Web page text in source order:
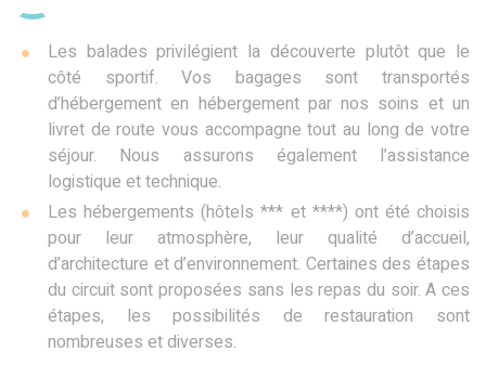
Les balades privilégient la découverte plutôt que le
côté sportif. Vos bagages sont transportés
d’hébergement en hébergement par nos soins et un
livret de route vous accompagne tout au long de votre
séjour. Nous assurons également l’assistance
logistique et technique.
Les hébergements (hôtels *** et ****) ont été choisis
pour leur atmosphère, leur qualité d’accueil,
d’architecture et d’environnement. Certaines des étapes
du circuit sont proposées sans les repas du soir. A ces
étapes, les possibilités de restauration sont
nombreuses et diverses.